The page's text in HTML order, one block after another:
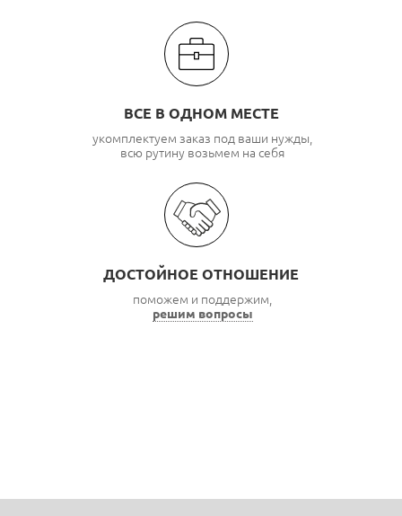
ВСЕ В ОДНОМ МЕСТЕ
укомплектуем заказ под ваши нужды,
всю рутину возьмем на себя
ДОСТОЙНОЕ ОТНОШЕНИЕ
поможем и поддержим,
решим вопросы